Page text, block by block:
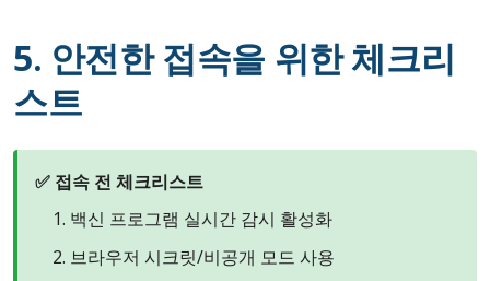
5. 안전한 접속을 위한 체크리
스트
✅ 접속 전 체크리스트
백신 프로그램 실시간 감시 활성화
브라우저 시크릿/비공개 모드 사용